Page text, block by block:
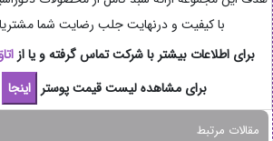
با کیفیت و درنهایت جلب رضایت شما
برای اطلاعات بیشتر با شرکت تماس گرفته و یا از
برای مشاهده لیست قیمت پوستر
مقالات مرتبط